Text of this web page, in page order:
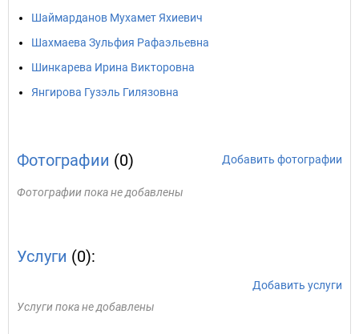
Шаймарданов Мухамет Яхиевич
Шахмаева Зульфия Рафаэльевна
Шинкарева Ирина Викторовна
Янгирова Гузэль Гилязовна
Фотографии (0) Добавить фотографии
Фотографии пока не добавлены
Услуги (0):
Добавить услуги
Услуги пока не добавлены